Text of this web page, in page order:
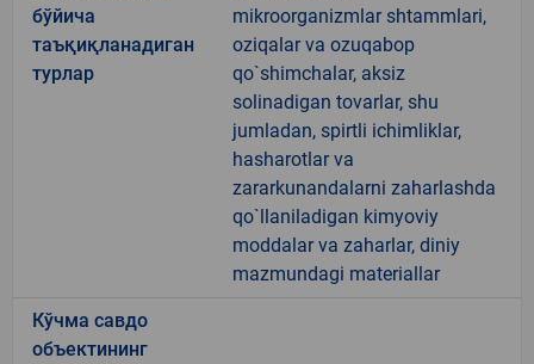
бўйича
таъқиқланадиган
турлар
mikroorganizmlar shtammlari,
oziqalar va ozuqabop
qo`shimchalar, aksiz
solinadigan tovarlar, shu
jumladan, spirtli ichimliklar,
hasharotlar va
zararkunandalarni zaharlashda
qo`llaniladigan kimyoviy
moddalar va zaharlar, diniy
mazmundagi materiallar
Кўчма савдо
объектининг